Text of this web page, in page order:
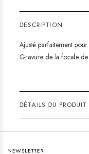
DESCRIPTION
Ajusté parfaitement
Gravure de la focale de
DÉTAILS DU PRODUIT
NEWSLETTER